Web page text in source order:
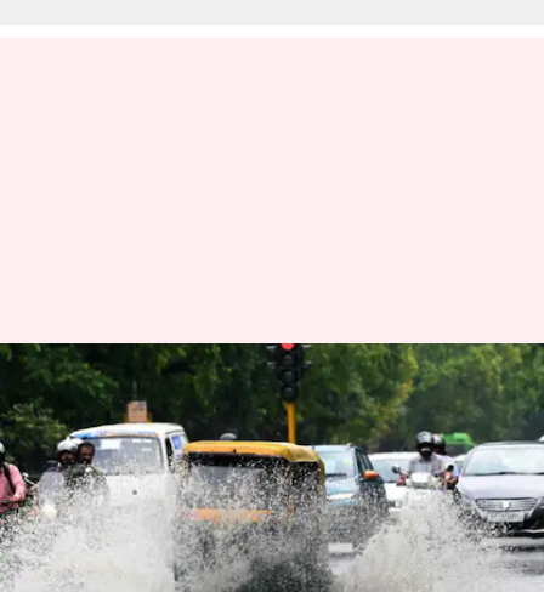
दिल्ली-NCR में भारी बारिश से सड़कें
बनीं तालाब, हजारों वाहन फंसे; 3
लोगों की मौत
लेखन आबिद खान Jul 09, 2026 12:38 pm
क्या है खबर?